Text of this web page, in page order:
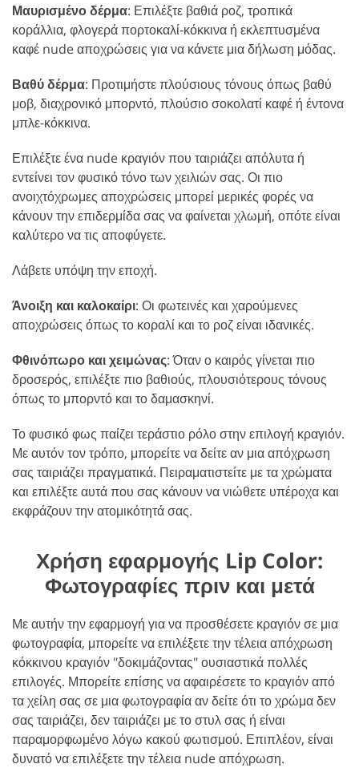
Μαυρισμένο δέρμα: Επιλέξτε βαθιά ροζ, τροπικά
κοράλλια, φλογερά πορτοκαλί-κόκκινα ή εκλεπτυσμένα
καφέ nude αποχρώσεις για να κάνετε μια δήλωση μόδας.
Βαθύ δέρμα: Προτιμήστε πλούσιους τόνους όπως βαθύ
μοβ, διαχρονικό μπορντό, πλούσιο σοκολατί καφέ ή έντονα
μπλε-κόκκινα.
Επιλέξτε ένα nude κραγιόν που ταιριάζει απόλυτα ή
εντείνει τον φυσικό τόνο των χειλιών σας. Οι πιο
ανοιχτόχρωμες αποχρώσεις μπορεί μερικές φορές να
κάνουν την επιδερμίδα σας να φαίνεται χλωμή, οπότε είναι
καλύτερο να τις αποφύγετε.
Λάβετε υπόψη την εποχή.
Άνοιξη και καλοκαίρι: Οι φωτεινές και χαρούμενες
αποχρώσεις όπως το κοραλί και το ροζ είναι ιδανικές.
Φθινόπωρο και χειμώνας: Όταν ο καιρός γίνεται πιο
δροσερός, επιλέξτε πιο βαθιούς, πλουσιότερους τόνους
όπως το μπορντό και το δαμασκηνί.
Το φυσικό φως παίζει τεράστιο ρόλο στην επιλογή κραγιόν.
Με αυτόν τον τρόπο, μπορείτε να δείτε αν μια απόχρωση
σας ταιριάζει πραγματικά. Πειραματιστείτε με τα χρώματα
και επιλέξτε αυτά που σας κάνουν να νιώθετε υπέροχα και
εκφράζουν την ατομικότητά σας.
Χρήση εφαρμογής Lip Color:
Φωτογραφίες πριν και μετά
Με αυτήν την εφαρμογή για να προσθέσετε κραγιόν σε μια
φωτογραφία, μπορείτε να επιλέξετε την τέλεια απόχρωση
κόκκινου κραγιόν "δοκιμάζοντας" ουσιαστικά πολλές
επιλογές. Μπορείτε επίσης να αφαιρέσετε το κραγιόν από
τα χείλη σας σε μια φωτογραφία αν δείτε ότι το χρώμα δεν
σας ταιριάζει, δεν ταιριάζει με το στυλ σας ή είναι
παραμορφωμένο λόγω κακού φωτισμού. Επιπλέον, είναι
δυνατό να επιλέξετε την τέλεια nude απόχρωση.